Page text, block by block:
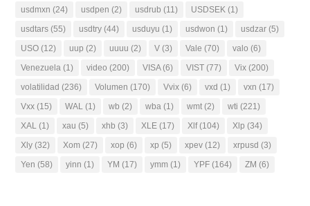
usdmxn (24) usdpen (2) usdrub (11) USDSEK (1)
usdtars (55) usdtry (44) usduyu (1) usdwon (1) usdzar (5)
USO (12) uup (2) uuuu (2) V (3) Vale (70) valo (6)
Venezuela (1) video (200) VISA(6) VIST (77) Vix (200)
volatilidad (236) Volumen (170) Vvix (6) vxd (1) vxn (17)
Vxx (15) WAL (1) wb (2) wba (1) wmt (2) wti (221)
XAL (1) xau (5) xhb (3) XLE (17) Xlf(104) Xlp (34)
Xly (32) Xom (27) xop (6) xp (5) xpev (12) xrpusd (3)
Yen (58) yinn (1) YM (17) ymm (1) YPF (164) ZM (6)